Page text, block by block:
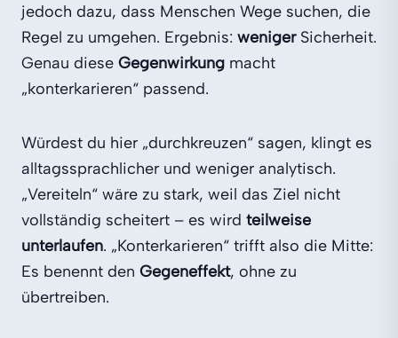
jedoch dazu, dass Menschen Wege suchen, die
Regel zu umgehen. Ergebnis: wenigerSicherheit.
Genau diese Gegenwirkung macht
„konterkarieren“ passend.
Würdest du hier „durchkreuzen“ sagen, klingt es
alltagssprachlicher und weniger analytisch.
„Vereiteln“ wäre zu stark, weil das Ziel nicht
vollständig scheitert – es wird teilweise
unterlaufen. „Konterkarieren“ trifft also die Mitte:
Es benennt den Gegeneffekt, ohne zu
übertreiben.